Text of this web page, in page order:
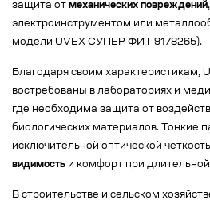
защита от механических повреждений
электроинструментом или
модели UVEX СУПЕР ФИТ 9178265).
Благодаря своим характеристикам,
востребованы в лабораториях и
где необходима защита от
биологических материалов. Тонкие
исключительной оптической
видимость и комфорт при
В строительстве и сельском